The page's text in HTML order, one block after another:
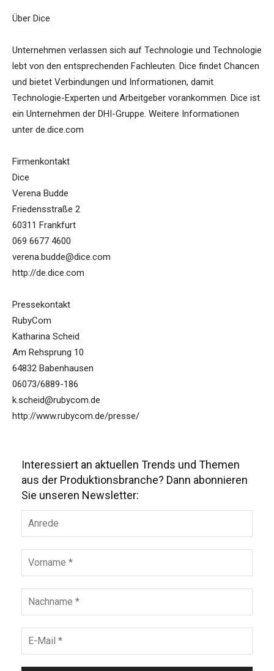
Über Dice
Unternehmen verlassen sich auf Technologie und Technologie
lebt von den entsprechenden Fachleuten. Dice findet Chancen
und bietet Verbindungen und Informationen, damit
Technologie-Experten und Arbeitgeber vorankommen. Dice ist
ein Unternehmen der DHI-Gruppe. Weitere Informationen
unter de.dice.com
Firmenkontakt
Dice
Verena Budde
Friedensstraße 2
60311 Frankfurt
069 6677 4600
verena.budde@dice.com
http://de.dice.com
Pressekontakt
RubyCom
Katharina Scheid
Am Rehsprung 10
64832 Babenhausen
06073/6889-186
k.scheid@rubycom.de
http://www.rubycom.de/presse/
Interessiert an aktuellen Trends und Themen
aus der Produktionsbranche? Dann abonnieren
Sie unseren Newsletter: